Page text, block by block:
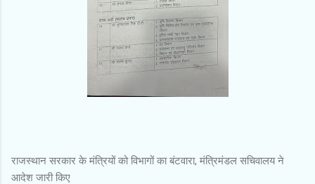
राजस्थान सरकार के मंत्रियों को विभागों का बंटवारा, मंत्रिमंडल सचिवालय ने
आदेश जारी किए